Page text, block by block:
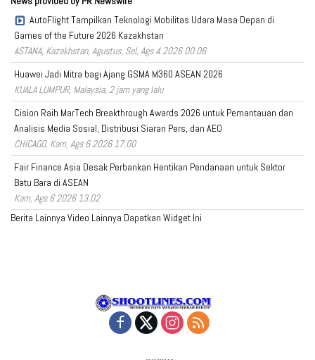
AutoFlight Tampilkan Teknologi Mobilitas Udara Masa Depan di
Games of the Future 2026 Kazakhstan
ASTANA, Kazakhstan, Agustus, Sel, Ags 4 2026 00.06
Huawei Jadi Mitra bagi Ajang GSMA M360 ASEAN 2026
KUALA LUMPUR, Malaysia, 2 jam yang lalu
Cision Raih MarTech Breakthrough Awards 2026 untuk Pemantauan dan
Analisis Media Sosial, Distribusi Siaran Pers, dan AEO
CHICAGO, Kam, Ags 6 2026 17.00
Fair Finance Asia Desak Perbankan Hentikan Pendanaan untuk Sektor
Batu Bara di ASEAN
Kam, Ags 6 2026 13.02
Berita Lainnya Video Lainnya Dapatkan Widget Ini